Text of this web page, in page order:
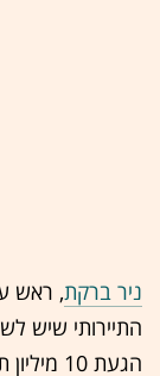
ניר ברקת, ראש
התיירותי שיש
הגעת